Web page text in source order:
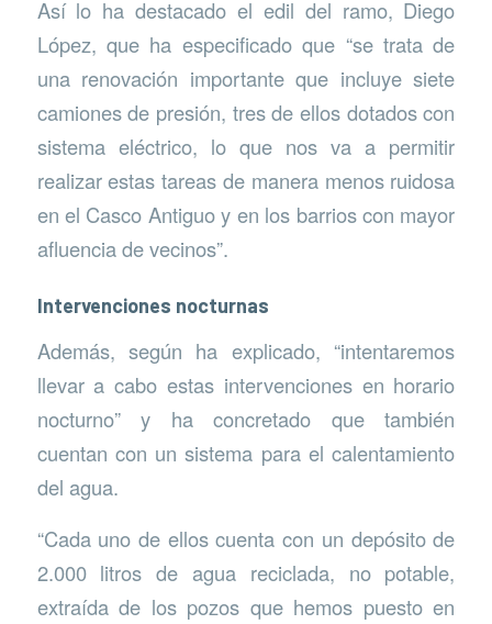
Así lo ha destacado el edil del ramo, Diego
López, que ha especificado que “se trata de
una renovación importante que incluye siete
camiones de presión, tres de ellos dotados con
sistema eléctrico, lo que nos va a permitir
realizar estas tareas de manera menos ruidosa
en el Casco Antiguo y en los barrios con mayor
afluencia de vecinos”.
Intervenciones nocturnas
Además, según ha explicado, “intentaremos
llevar a cabo estas intervenciones en horario
nocturno” y ha concretado que también
cuentan con un sistema para el calentamiento
del agua.
“Cada uno de ellos cuenta con un depósito de
2.000 litros de agua reciclada, no potable,
extraída de los pozos que hemos puesto en